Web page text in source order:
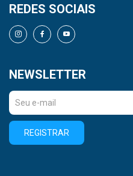
REDES SOCIAIS
NEWSLETTER
REGISTRAR